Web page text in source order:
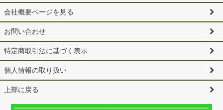
会社概要ページを見る
お問い合わせ
特定商取引法に基づく表示
個人情報の取り扱い
上部に戻る